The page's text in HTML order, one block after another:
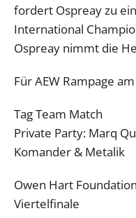
fordert Ospreay zu
International
Ospreay nimmt die
Für AEW Rampage
Tag Team Match
Private Party: Marq
Komander & Metalik
Owen Hart
Viertelfinale